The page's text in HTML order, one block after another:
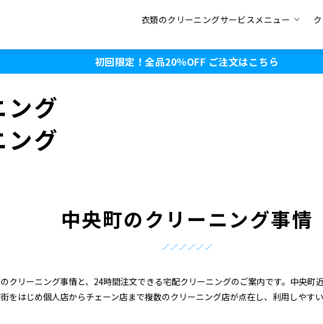
衣類のクリーニングサービスメニュー
初回限定！全品20％OFF ご注文はこちら
ング
グ
中央町のクリーニング事情
クリーニング事情と、24時間注文できる宅配クリーニングのご案内です。中央町
をはじめ個人店からチェーン店まで複数のクリーニング店が点在し、利用しやす